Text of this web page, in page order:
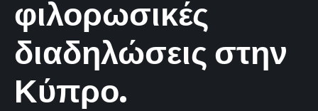
φιλορωσικές
διαδηλώσεις στην
Κύπρο.